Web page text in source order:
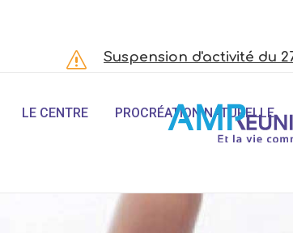
s Suspension d'activité du
LE CENTRE PROCRÉATION NATURELLE